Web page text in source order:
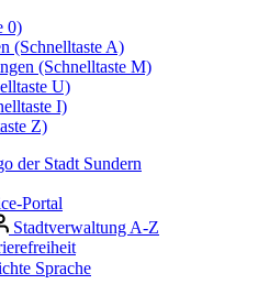
0)
(Schnelltaste A)
(Schnelltaste M)
U)
I)
Z)
Portal
Stadtverwaltung A-Z
Sprache